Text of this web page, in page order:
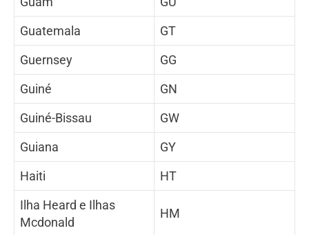
Guatemala
GT
Guernsey
GG
Guiné
GN
Guiné-Bissau
GW
Guiana
GY
Haiti
HT
Ilha Heard e Ilhas
Mcdonald
HM